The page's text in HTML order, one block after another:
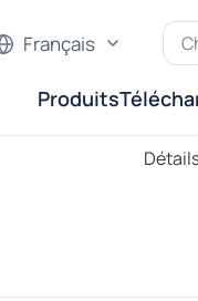
Produits
Français